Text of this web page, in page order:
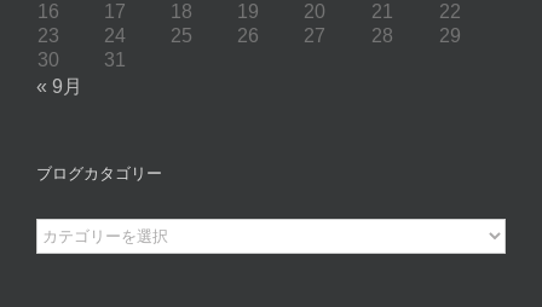
16
17 18 19 20 21
22
23
24 25 26 27 28
29
30
31
« 9月
ブログカタゴリー
ブ
ロ